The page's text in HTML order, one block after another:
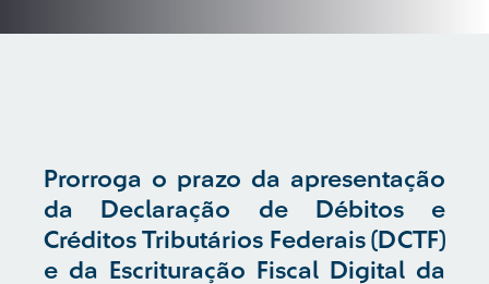
Prorroga o prazo da apresentação
da Declaração de Débitos e
Créditos Tributários Federais (DCTF)
e da Escrituração Fiscal Digital da